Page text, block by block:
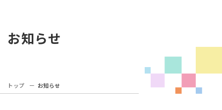
お知らせ
トップ お知らせ